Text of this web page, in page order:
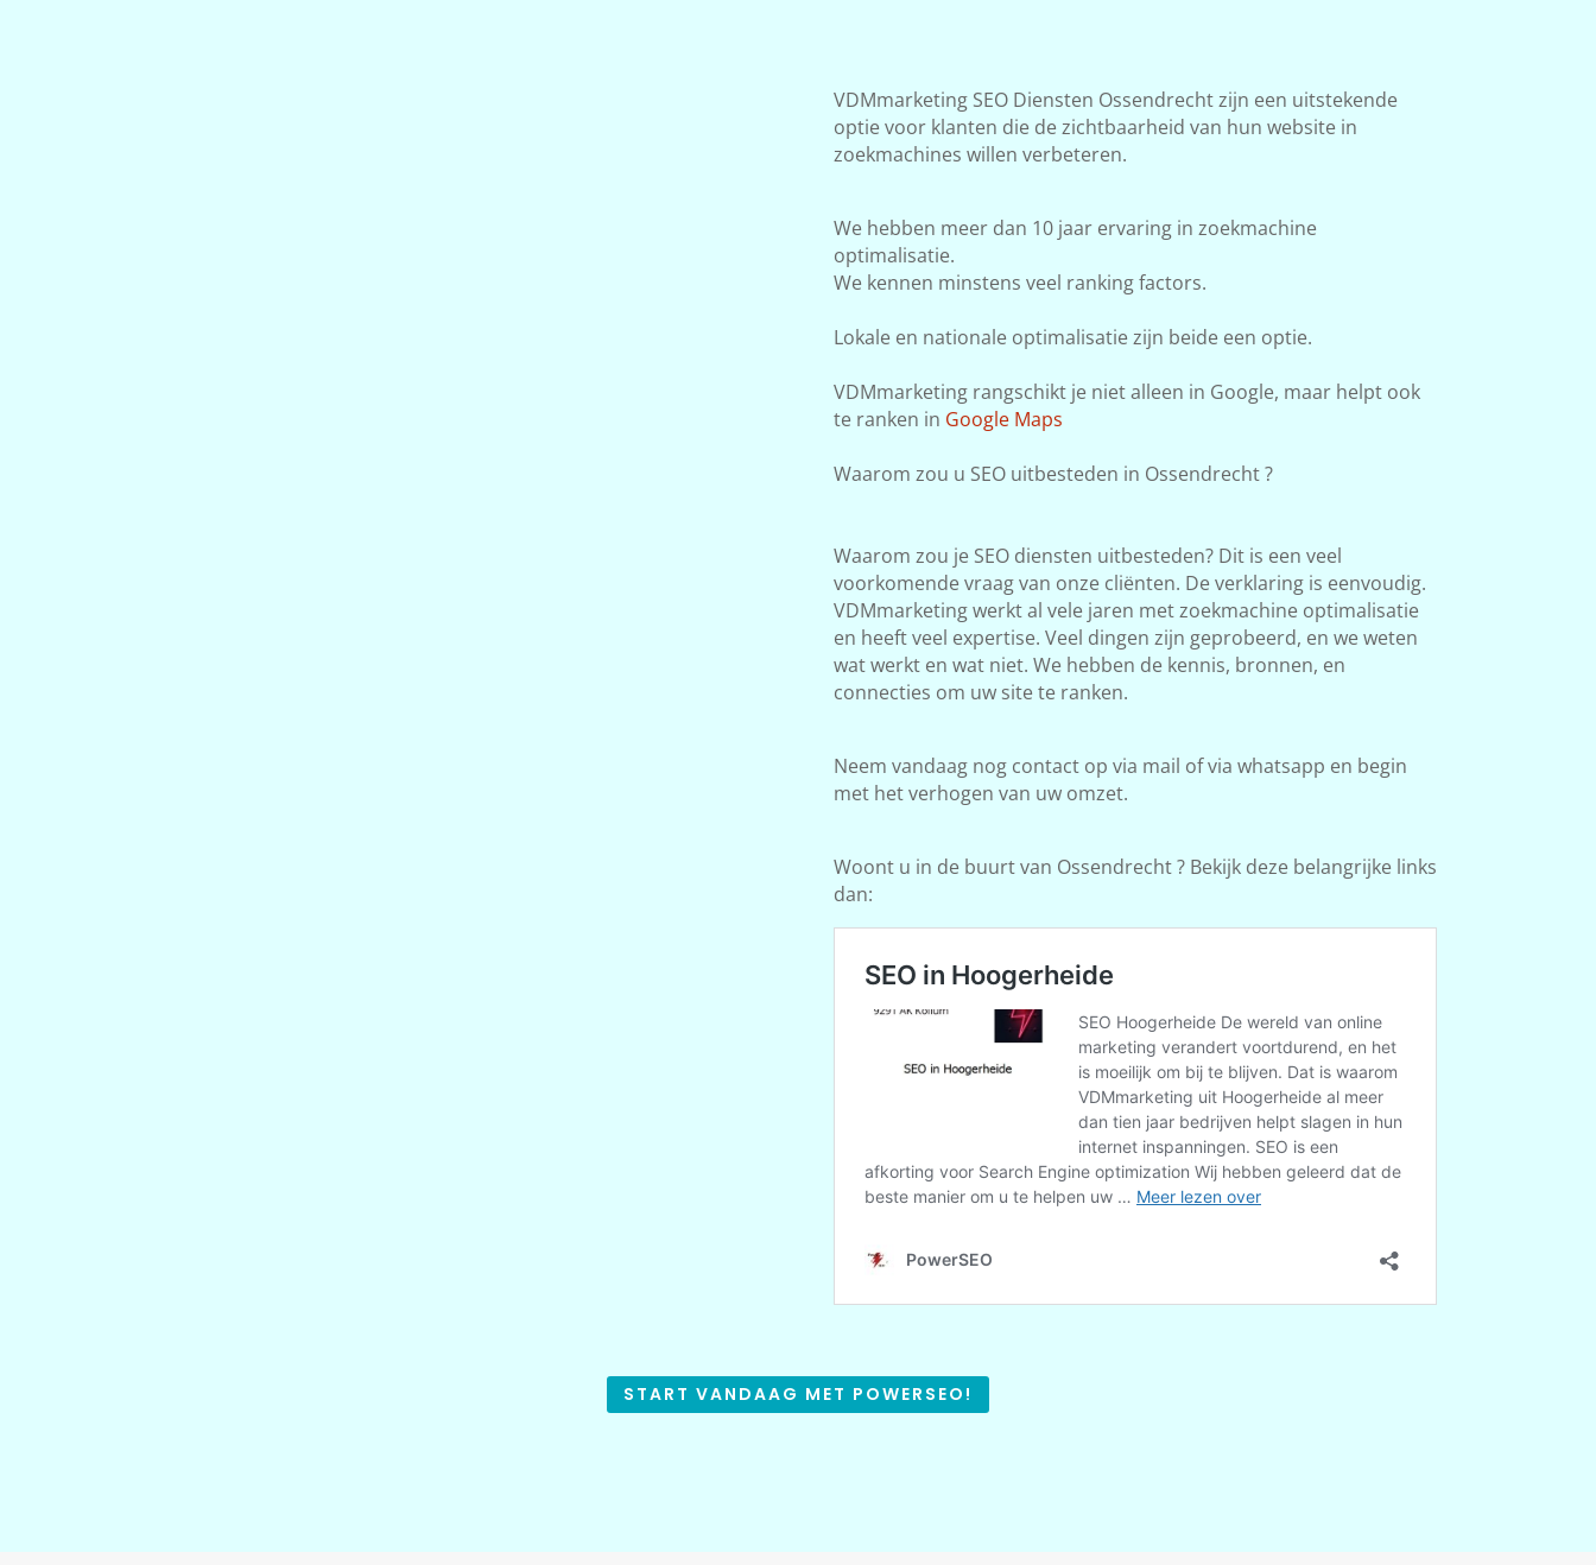
VDMmarketing SEO Diensten Ossendrecht zijn een uitstekende
optie voor klanten die de zichtbaarheid van hun website in
zoekmachines willen verbeteren.
We hebben meer dan 10 jaar ervaring in zoekmachine
optimalisatie.
We kennen minstens veel ranking factors.
Lokale en nationale optimalisatie zijn beide een optie.
VDMmarketing rangschikt je niet alleen in Google, maar helpt ook
te ranken in Google Maps
Waarom zou u SEO uitbesteden in Ossendrecht ?
Waarom zou je SEO diensten uitbesteden? Dit is een veel
voorkomende vraag van onze cliënten. De verklaring is eenvoudig.
VDMmarketing werkt al vele jaren met zoekmachine optimalisatie
en heeft veel expertise. Veel dingen zijn geprobeerd, en we weten
wat werkt en wat niet. We hebben de kennis, bronnen, en
connecties om uw site te ranken.
Neem vandaag nog contact op via mail of via whatsapp en begin
met het verhogen van uw omzet.
Woont u in de buurt van Ossendrecht ? Bekijk deze belangrijke links
dan:
START VANDAAG MET POWERSEO!